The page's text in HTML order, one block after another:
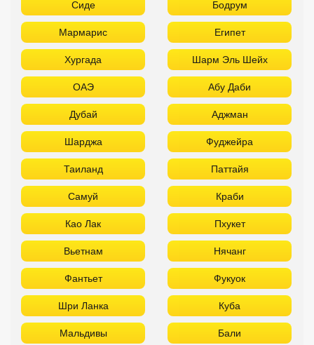
Сиде Бодрум
Мармарис Египет
Хургада Шарм Эль Шейх
ОАЭ Абу Даби
Дубай Аджман
Шарджа Фуджейра
Таиланд Паттайя
Самуй Краби
Као Лак Пхукет
Вьетнам Нячанг
Фантьет Фукуок
Шри Ланка Куба
Мальдивы Бали